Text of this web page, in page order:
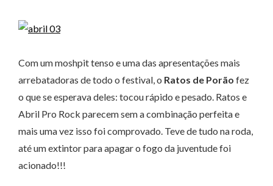
Com um moshpit tenso e uma das apresentações mais
arrebatadoras de todo o festival, o Ratos de Porão fez
o que se esperava deles: tocou rápido e pesado. Ratos e
Abril Pro Rock parecem sem a combinação perfeita e
mais uma vez isso foi comprovado. Teve de tudo na roda,
até um extintor para apagar o fogo da juventude foi
acionado!!!